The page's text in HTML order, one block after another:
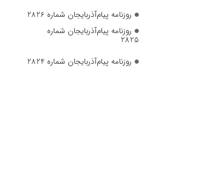
روزنامه پیام‌آذربایجان شماره 2826
روزنامه پیام‌آذربایجان شماره
2825
روزنامه پیام‌آذربایجان شماره 2824